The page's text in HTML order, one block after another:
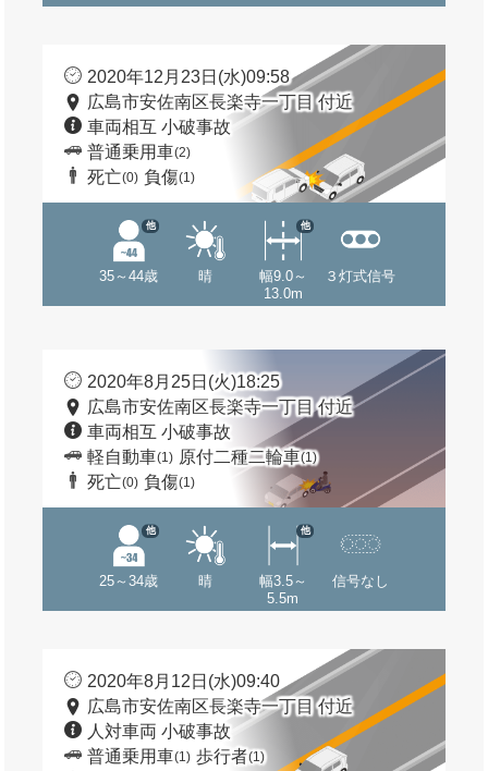
2020年12月23日(水)09:58
広島市安佐南区長楽寺一丁目 付近
車両相互 小破事故
普通乗用車(2)
死亡(0) 負傷(1)
35～44歳
他
晴
幅9.0～
13.0m
他
３灯式信号
2020年8月25日(火)18:25
広島市安佐南区長楽寺一丁目 付近
車両相互 小破事故
軽自動車(1) 原付二種二輪車(1)
死亡(0) 負傷(1)
25～34歳
他
晴
幅3.5～
5.5m
他
信号なし
2020年8月12日(水)09:40
広島市安佐南区長楽寺一丁目 付近
人対車両 小破事故
普通乗用車(1) 歩行者(1)